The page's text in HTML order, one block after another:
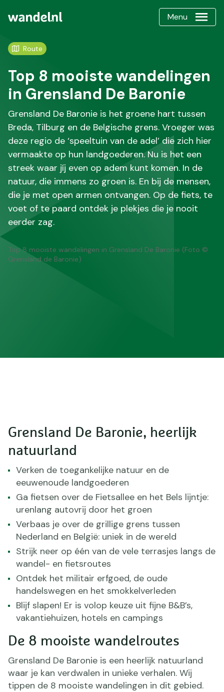
Menu
Route
Top 8 mooiste wandelingen
in Grensland De Baronie
Grensland De Baronie is het groene hart tussen
Breda, Tilburg en de Belgische grens. Vroeger was
deze regio de ‘speeltuin van de adel’ die zich hier
vermaakte op hun landgoederen. Nu is het een
streek waar jíj even op adem kunt komen. In de
natuur, die immens zo groen is. En bij de mensen,
die je met open armen ontvangen. Op de fiets, te
voet of te paard ontdek je plekjes die je nooit
eerder zag.
Top 8 mooiste wandelingen in Grensland De Baronie (Foto ©
Grensland de Baronie)
Grensland De Baronie, heerlijk
natuurland
Verken de toegankelijke natuur en de
eeuwenoude landgoederen
Ga fietsen over de Fietsallee en het Bels lijntje:
urenlang autovrij door het groen
Verbaas je over de grillige grens tussen
Nederland en België: uniek in de wereld
Strijk neer op één van de vele terrasjes langs de
wandel- en fietsroutes
Ontdek het militair erfgoed, de oude
handelswegen en het smokkelverleden
Blijf slapen! Er is volop keuze uit fijne B&B’s,
vakantiehuizen, hotels en campings
De 8 mooiste wandelroutes
Grensland De Baronie is een heerlijk natuurland
waar je kan verdwalen in unieke verhalen. Wij
tippen de 8 mooiste wandelingen in dit gebied.